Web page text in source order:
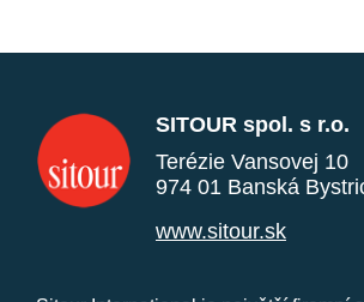
SITOUR spol. s r.o.
Terézie Vansovej 10
974 01 Banská
www.sitour.sk